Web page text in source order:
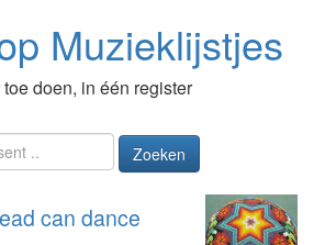
Muzieklijstjes
doen, in één register
Zoeken
can dance